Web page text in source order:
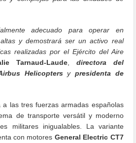
adecuado para operar en
y demostrará ser un activo real
realizadas por el Ejército del Aire
Tarnaud-Laude, directora del
Helicoptersypresidenta de
las tres fuerzas armadas españolas
de transporte versátil y moderno
militares inigualables. La variante
con motores General Electric CT7